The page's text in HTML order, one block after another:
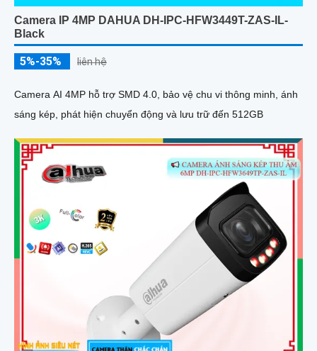
Camera IP 4MP DAHUA DH-IPC-HFW3449T-ZAS-IL-
Black
5%-35% liên hệ
Camera AI 4MP hỗ trợ SMD 4.0, bảo vệ chu vi thông minh, ánh
sáng kép, phát hiện chuyển động và lưu trữ đến 512GB